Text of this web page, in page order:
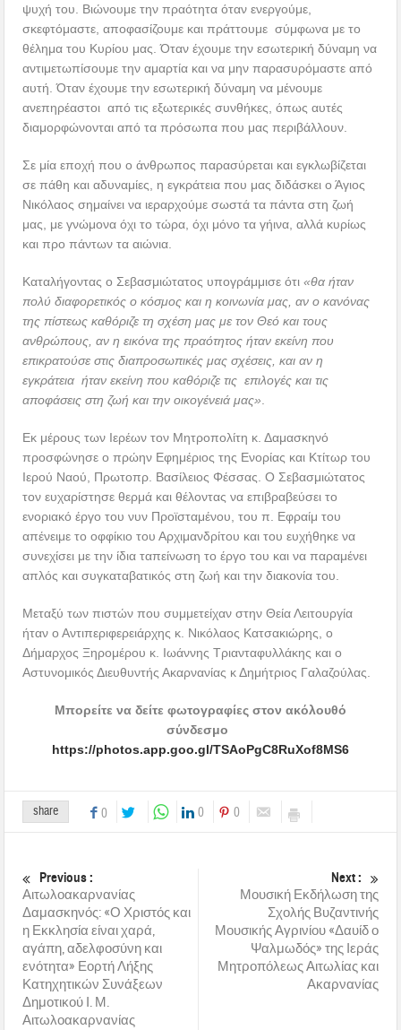
ψυχή του. Βιώνουμε την πραότητα όταν ενεργούμε,
σκεφτόμαστε, αποφασίζουμε και πράττουμε σύμφωνα με το
θέλημα του Κυρίου μας. Όταν έχουμε την εσωτερική δύναμη να
αντιμετωπίσουμε την αμαρτία και να μην παρασυρόμαστε από
αυτή. Όταν έχουμε την εσωτερική δύναμη να μένουμε
ανεπηρέαστοι από τις εξωτερικές συνθήκες, όπως αυτές
διαμορφώνονται από τα πρόσωπα που μας περιβάλλουν.
Σε μία εποχή που ο άνθρωπος παρασύρεται και εγκλωβίζεται
σε πάθη και αδυναμίες, η εγκράτεια που μας διδάσκει ο Άγιος
Νικόλαος σημαίνει να ιεραρχούμε σωστά τα πάντα στη ζωή
μας, με γνώμονα όχι το τώρα, όχι μόνο τα γήινα, αλλά κυρίως
και προ πάντων τα αιώνια.
Καταλήγοντας ο Σεβασμιώτατος υπογράμμισε ότι«θα ήταν
πολύ διαφορετικός ο κόσμος και η κοινωνία μας, αν ο κανόνας
της πίστεως καθόριζε τη σχέση μας με τον Θεό και τους
ανθρώπους, αν η εικόνα της πραότητος ήταν εκείνη που
επικρατούσε στις διαπροσωπικές μας σχέσεις, και αν η
εγκράτεια ήταν εκείνη που καθόριζε τις επιλογές και τις
αποφάσεις στη ζωή και την οικογένειά μας»
Εκ μέρους των Ιερέων τον Μητροπολίτη κ. Δαμασκηνό
προσφώνησε ο πρώην Εφημέριος της Ενορίας και Κτίτωρ του
Ιερού Ναού, Πρωτοπρ. Βασίλειος Φέσσας. Ο Σεβασμιώτατος
τον ευχαρίστησε θερμά και θέλοντας να επιβραβεύσει το
ενοριακό έργο του νυν Προϊσταμένου, του π. Εφραίμ του
απένειμε το οφφίκιο του Αρχιμανδρίτου και του ευχήθηκε να
συνεχίσει με την ίδια ταπείνωση το έργο του και να παραμένει
απλός και συγκαταβατικός στη ζωή και την διακονία του.
Μεταξύ των πιστών που συμμετείχαν στην Θεία Λειτουργία
ήταν ο Αντιπεριφερειάρχης κ. Νικόλαος Κατσακιώρης, ο
Δήμαρχος Ξηρομέρου κ. Ιωάννης Τριανταφυλλάκης και ο
Αστυνομικός Διευθυντής Ακαρνανίας κ Δημήτριος Γαλαζούλας.
Μπορείτε να δείτε φωτογραφίες στον ακόλουθό
σύνδεσμο
https://photos.app.goo.gl/TSAoPgC8RuXof8MS6
share 0 0 0
Previous :
Αιτωλοακαρνανίας
Δαμασκηνός: «Ο Χριστός και
η Εκκλησία είναι χαρά,
αγάπη, αδελφοσύνη και
ενότητα» Εορτή Λήξης
Κατηχητικών Συνάξεων
Δημοτικού Ι. Μ.
Αιτωλοακαρνανίας
Next :
Μουσική Εκδήλωση της
Σχολής Βυζαντινής
Μουσικής Αγρινίου «Δαυίδ ο
Ψαλμωδός» της Ιεράς
Μητροπόλεως Αιτωλίας και
Ακαρνανίας